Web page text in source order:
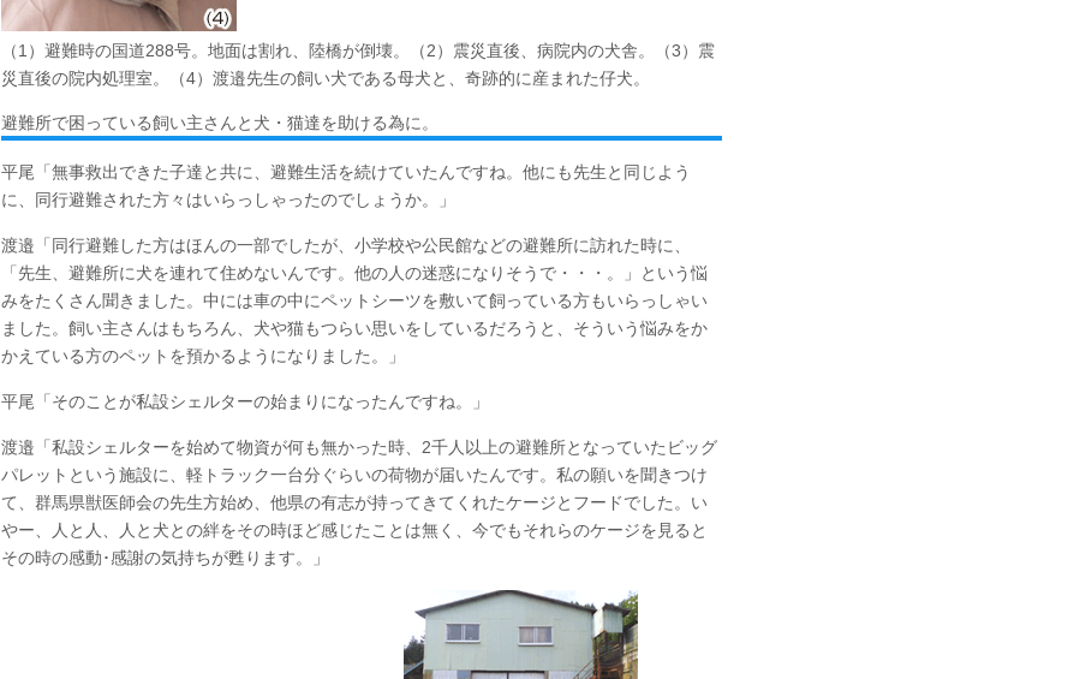
（1）避難時の国道288号。地面は割れ、陸橋が倒壊。（2）震災直後、病院内の犬舎。（3）震
災直後の院内処理室。（4）渡邉先生の飼い犬である母犬と、奇跡的に産まれた仔犬。
避難所で困っている飼い主さんと犬・猫達を助ける為に。
平尾 「無事救出できた子達と共に、避難生活を続けていたんですね。他にも先生と同じよう
に、同行避難された方々はいらっしゃったのでしょうか。」
渡邉 「同行避難した方はほんの一部でしたが、小学校や公民館などの避難所に訪れた時に、
「先生、避難所に犬を連れて住めないんです。他の人の迷惑になりそうで・・・。」という悩
みをたくさん聞きました。中には車の中にペットシーツを敷いて飼っている方もいらっしゃい
ました。飼い主さんはもちろん、犬や猫もつらい思いをしているだろうと、そういう悩みをか
かえている方のペットを預かるようになりました。」
平尾 「そのことが私設シェルターの始まりになったんですね。」
渡邉 「私設シェルターを始めて物資が何も無かった時、2千人以上の避難所となっていたビッグ
パレットという施設に、軽トラック一台分ぐらいの荷物が届いたんです。私の願いを聞きつけ
て、群馬県獣医師会の先生方始め、他県の有志が持ってきてくれたケージとフードでした。い
やー、人と人、人と犬との絆をその時ほど感じたことは無く、今でもそれらのケージを見ると
その時の感動･感謝の気持ちが甦ります。」